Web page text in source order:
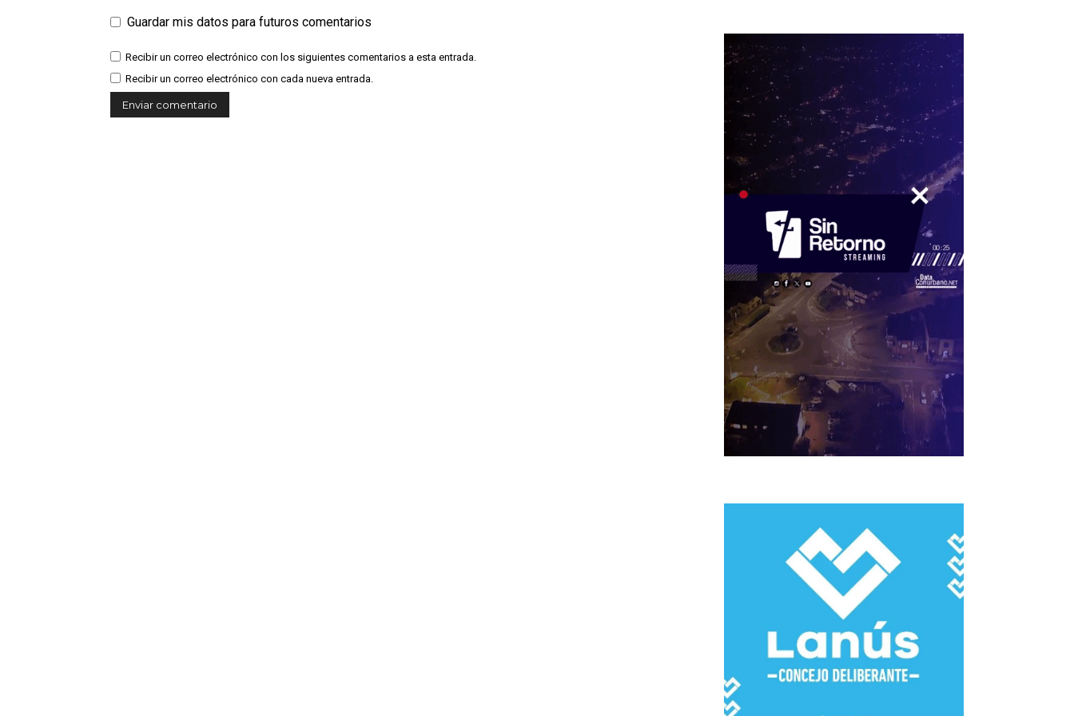
Guardar mis datos para futuros comentarios
Recibir un correo electrónico con los siguientes comentarios a esta entrada.
Recibir un correo electrónico con cada nueva entrada.